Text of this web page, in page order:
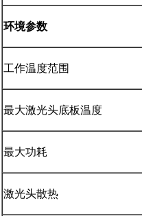
环境参数
工作温度范围
最大激光头底板温度
最大功耗
激光头散热